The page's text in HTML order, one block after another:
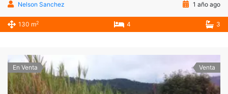
Nelson Sanchez
1 año ago
130 m2 4 3
En Venta Venta